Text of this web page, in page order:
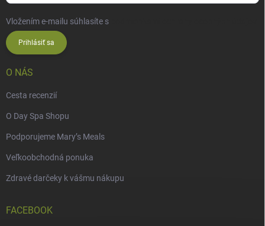
Vložením e-mailu súhlasíte s
Prihlásiť sa
O NÁS
Cesta recenzií
O Day Spa Shopu
Podporujeme Mary’s Meals
Veľkoobchodná ponuka
Zdravé darčeky k vášmu nákupu
FACEBOOK